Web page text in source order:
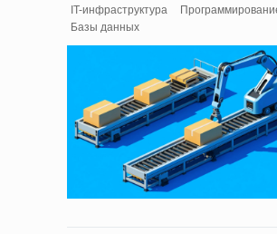
IT-инфраструктура
Базы данных